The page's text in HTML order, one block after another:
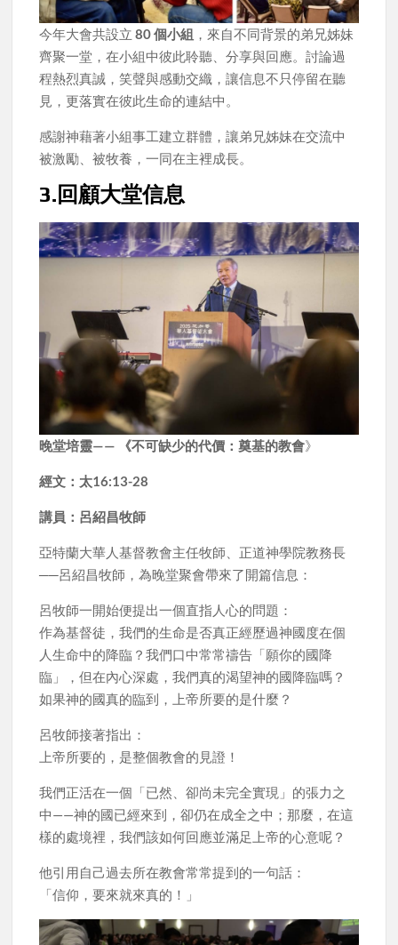
今年大會共設立80 個小組 ，來自不同背景的弟兄姊妹
齊聚一堂，在小組中彼此聆聽、分享與回應。討論過
程熱烈真誠，笑聲與感動交織，讓信息不只停留在聽
見，更落實在彼此生命的連結中。
感謝神藉著小組事工建立群體，讓弟兄姊妹在交流中
被激勵、被牧養，一同在主裡成長。
3.回顧大堂信息
晚堂培靈—— 《不可缺少的代價：奠基的教會》
經文：太16:13-28
講員：呂紹昌牧師
亞特蘭大華人基督教會主任牧師、正道神學院教務長
──呂紹昌牧師，為晚堂聚會帶來了開篇信息：
呂牧師一開始便提出一個直指人心的問題：
作為基督徒，我們的生命是否真正經歷過神國度在個
人生命中的降臨？我們口中常常禱告「願你的國降
臨」，但在內心深處，我們真的渴望神的國降臨嗎？
如果神的國真的臨到，上帝所要的是什麼？
呂牧師接著指出：
上帝所要的，是整個教會的見證！
我們正活在一個「已然、卻尚未完全實現」的張力之
中——神的國已經來到，卻仍在成全之中；那麼，在這
樣的處境裡，我們該如何回應並滿足上帝的心意呢？
他引用自己過去所在教會常常提到的一句話：
「信仰，要來就來真的！」